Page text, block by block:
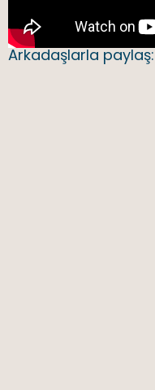
Arkadaşlarla paylaş: